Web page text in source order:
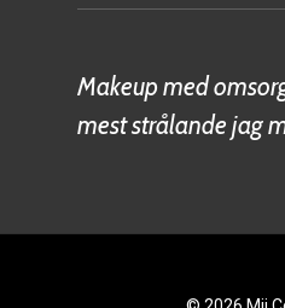
Makeup med
mest strålande jag